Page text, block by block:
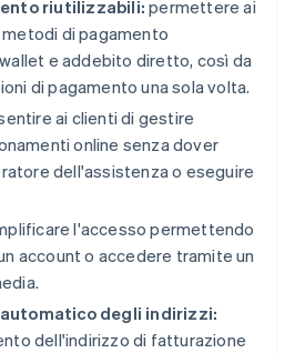
riutilizzabili: permettere ai
di pagamento
e addebito diretto, così da
di pagamento una sola volta.
ai clienti di gestire
online senza dover
dell'assistenza o eseguire
l'accesso permettendo
account o accedere tramite un
degli indirizzi:
dell'indirizzo di fatturazione